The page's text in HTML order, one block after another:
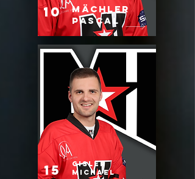
10
MÄCHLER
PASCAL
15
Gisler
Michael